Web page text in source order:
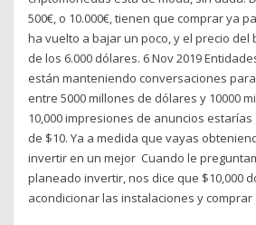
500€, o 10.000€, tienen que comprar ya
ha vuelto a bajar un poco, y el precio
de los 6.000 dólares. 6 Nov 2019
están manteniendo conversaciones
entre 5000 millones de dólares y 10000
10,000 impresiones de anuncios
de $10. Ya a medida que vayas
invertir en un mejor Cuando le
planeado invertir, nos dice que $10,000
acondicionar las instalaciones y